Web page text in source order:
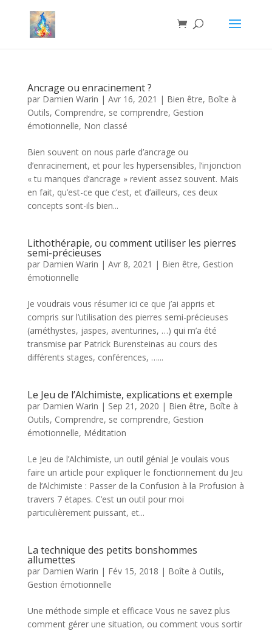
Ancrage ou enracinement ?
par Damien Warin | Avr 16, 2021 | Bien être, Boîte à
Outils, Comprendre, se comprendre, Gestion
émotionnelle, Non classé
Bien souvent on nous parle d’ancrage ou
d’enracinement, et pour les hypersensibles, l’injonction
« tu manques d’ancrage » revient assez souvent. Mais
en fait, qu’est-ce que c’est, et d’ailleurs, ces deux
concepts sont-ils bien...
Lithothérapie, ou comment utiliser les pierres
semi-précieuses
par Damien Warin | Avr 8, 2021 | Bien être, Gestion
émotionnelle
Je voudrais vous résumer ici ce que j’ai appris et
compris sur l’utilisation des pierres semi-précieuses
(améthystes, jaspes, aventurines, …) qui m’a été
transmise par Patrick Burensteinas au cours des
différents stages, conférences, …...
Le Jeu de l’Alchimiste, explications et exemple
par Damien Warin | Sep 21, 2020 | Bien être, Boîte à
Outils, Comprendre, se comprendre, Gestion
émotionnelle, Méditation
Le Jeu de l’Alchimiste, un outil génial Je voulais vous
faire un article pour expliquer le fonctionnement du Jeu
de l’Alchimiste : Passer de la Confusion à la Profusion à
travers 7 étapes. C’est un outil pour moi
particulièrement puissant, et...
La technique des petits bonshommes
allumettes
par Damien Warin | Fév 15, 2018 | Boîte à Outils,
Gestion émotionnelle
Une méthode simple et efficace Vous ne savez plus
comment gérer une situation, ou comment vous sortir